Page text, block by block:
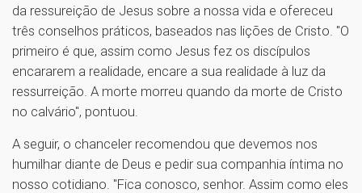
da ressureição de Jesus sobre a nossa vida e ofereceu
três conselhos práticos, baseados nas lições de Cristo. "O
primeiro é que, assim como Jesus fez os discípulos
encararem a realidade, encare a sua realidade à luz da
ressurreição. A morte morreu quando da morte de Cristo
no calvário", pontuou.
A seguir, o chanceler recomendou que devemos nos
humilhar diante de Deus e pedir sua companhia íntima no
nosso cotidiano. "Fica conosco, senhor. Assim como eles